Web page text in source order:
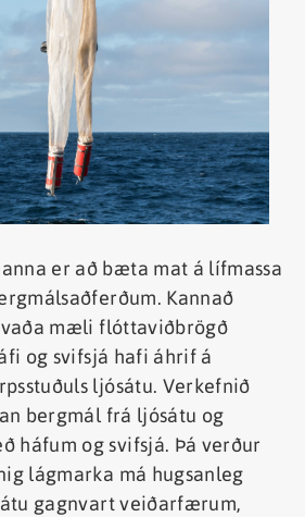
er að bæta mat á lífmassa
Kannað
mæli flóttaviðbrögð
og svifsjá hafi áhrif á
ljósátu. Verkefnið
bergmál frá ljósátu og
háfum og svifsjá. Þá verður
lágmarka má hugsanleg
gagnvart veiðarfærum,